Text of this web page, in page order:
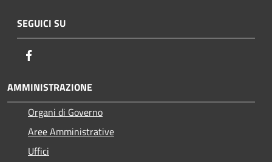
SEGUICI SU
AMMINISTRAZIONE
Organi di Governo
Aree Amministrative
Uffici